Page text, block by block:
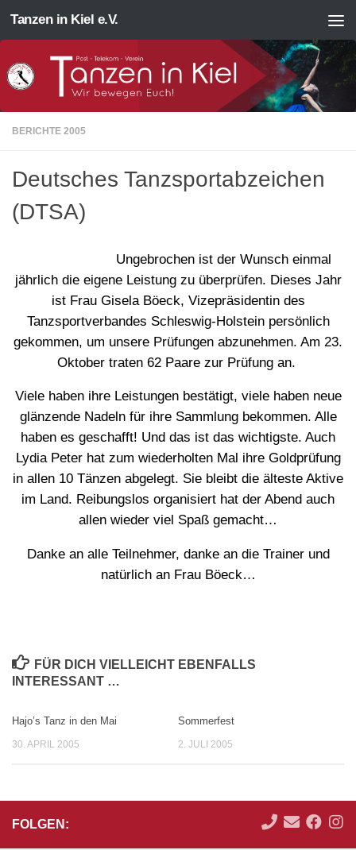
Zum Inhalt springen
Tanzen in Kiel e.V.
BERICHTE 2005
Deutsches Tanzsportabzeichen
(DTSA)
Ungebrochen ist der Wunsch einmal
jährlich die eigene Leistung zu überprüfen. Dieses Jahr
ist Frau Gisela Böeck, Vizepräsidentin des
Tanzsportverbandes Schleswig-Holstein persönlich
gekommen, um unsere Prüfungen abzunehmen. Am 23.
Oktober traten 62 Paare zur Prüfung an.
Viele haben ihre Leistungen bestätigt, viele haben neue
glänzende Nadeln für ihre Sammlung bekommen. Alle
haben es geschafft! Und das ist das wichtigste. Auch
Lydia Peter hat zum wiederholten Mal ihre Goldprüfung
in allen 10 Tänzen abgelegt. Sie bleibt die älteste Aktive
im Land. Reibungslos organisiert hat der Abend auch
allen wieder viel Spaß gemacht…
Danke an alle Teilnehmer, danke an die Trainer und
natürlich an Frau Böeck…
FÜR DICH VIELLEICHT EBENFALLS
INTERESSANT …
Hajo’s Tanz in den Mai
30. APRIL 2005
Sommerfest
2. JULI 2005
FOLGEN: